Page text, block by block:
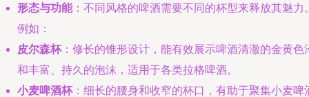
形态与功能：不同风格的啤酒需要不同的杯型来释放其魅力
例如：
皮尔森杯：修长的锥形设计，能有效展示啤酒清澈的金黄色
和丰富、持久的泡沫，适用于各类拉格啤酒。
小麦啤酒杯：细长的腰身和收窄的杯口，有助于聚集小麦啤